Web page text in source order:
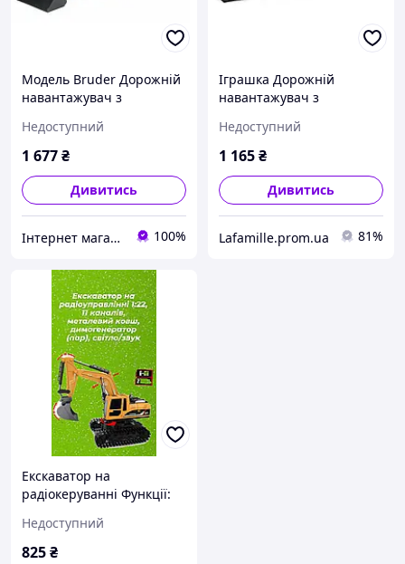
Модель Bruder Дорожній
навантажувач з
1:16 (02427)b
Недоступний
1 677₴
Дивитись
Інтернет магазин дитячих іграшок Шмєль 100%
Іграшка Дорожній
навантажувач з
Bruder
Недоступний
1 165₴
Дивитись
Lafamille.prom.ua 81%
Екскаватор на
радіокеруванні Функції:
повороти, керування
ковшем/стрілою,
Недоступний
825₴